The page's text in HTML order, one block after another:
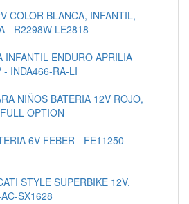
COLOR BLANCA, INFANTIL,
- R2298W LE2818
INFANTIL ENDURO APRILIA
- INDA466-RA-LI
NIÑOS BATERIA 12V ROJO,
OPTION
6V FEBER - FE11250 -
STYLE SUPERBIKE 12V,
SX1628